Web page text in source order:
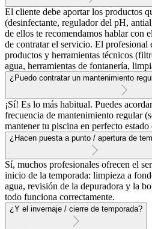
El cliente debe aportar los productos
(desinfectante, regulador del pH,
de ellos te recomendamos hablar con
de contratar el servicio. El profesional
productos y herramientas técnicos
agua, herramientas de fontanería,
¿Puedo contratar un mantenimiento
¡Sí! Es lo más habitual. Puedes
frecuencia de mantenimiento regular
mantener tu piscina en perfecto
¿Hacen puesta a punto / apertura de
Sí, muchos profesionales ofrecen el
inicio de la temporada: limpieza a
agua, revisión de la depuradora y la
todo funciona correctamente.
¿Y el invernaje / cierre de temporada?